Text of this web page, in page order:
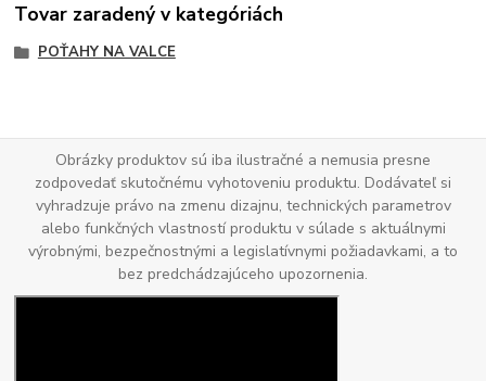
Tovar zaradený v kategóriách
POŤAHY NA VALCE
Obrázky produktov sú iba ilustračné a nemusia presne
zodpovedať skutočnému vyhotoveniu produktu. Dodávateľ si
vyhradzuje právo na zmenu dizajnu, technických parametrov
alebo funkčných vlastností produktu v súlade s aktuálnymi
výrobnými, bezpečnostnými a legislatívnymi požiadavkami, a to
bez predchádzajúceho upozornenia.